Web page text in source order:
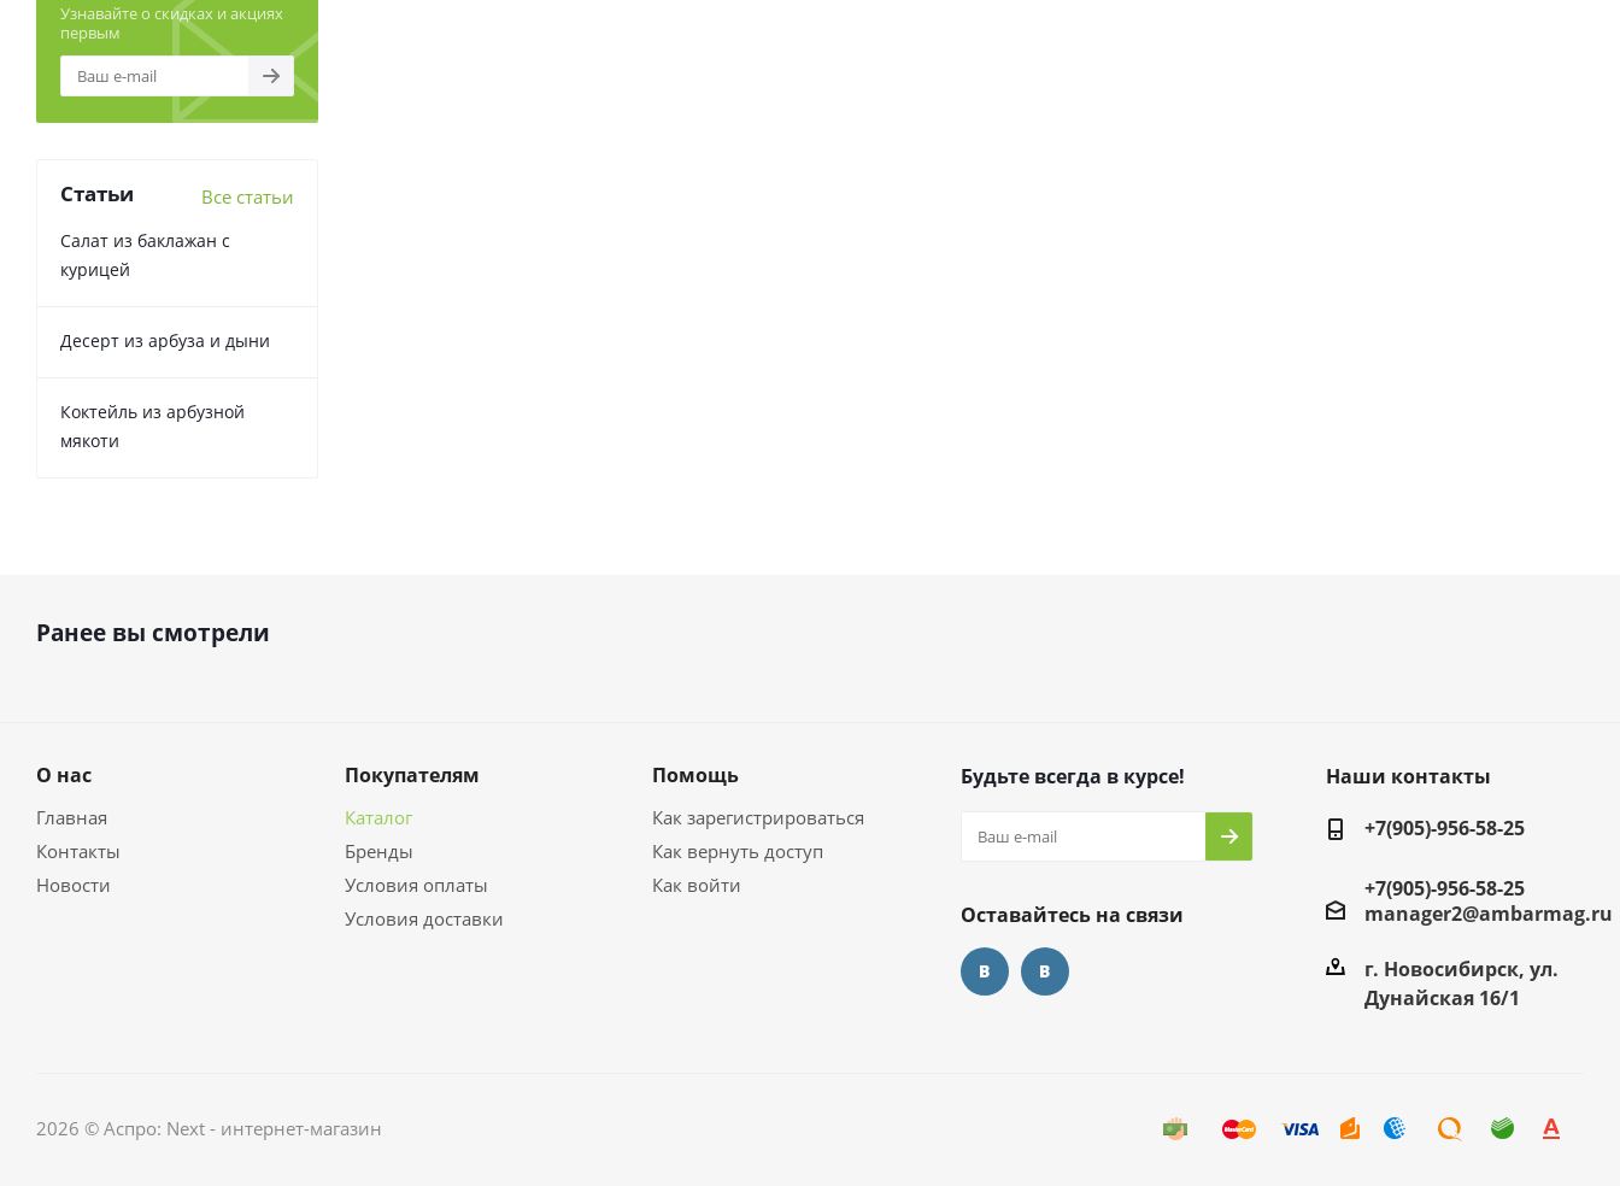
Узнавайте о скидках и акциях
первым
Статьи Все статьи
Салат из баклажан с
курицей
Десерт из арбуза и дыни
Коктейль из арбузной
мякоти
Ранее вы смотрели
О нас
Главная
Контакты
Новости
Покупателям
Каталог
Бренды
Условия оплаты
Условия доставки
Помощь
Как зарегистрироваться
Как вернуть доступ
Как войти
Будьте всегда в курсе!
Оставайтесь на связи
Наши контакты
+7(905)-956-58-25
+7(905)-956-58-25
manager2@ambarmag.ru
г. Новосибирск, ул.
Дунайская 16/1
2026 © Аспро: Next - интернет-магазин